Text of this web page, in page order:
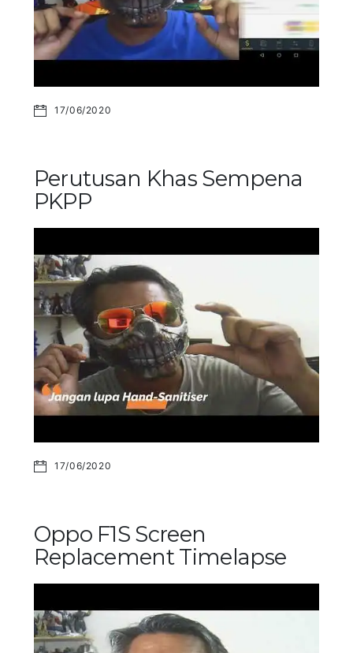
17/06/2020
Perutusan Khas Sempena
PKPP
17/06/2020
Oppo F1S Screen
Replacement Timelapse